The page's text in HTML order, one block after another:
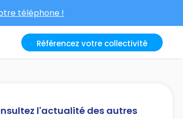
téléphone !
Référencez votre collectivité
l'actualité des autres